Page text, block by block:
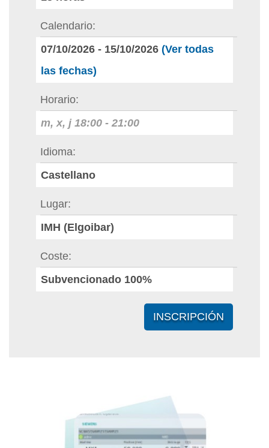
Calendario
07/10/2026 - 15/10/2026 (Ver todas
las fechas)
Horario
m, x, j 18:00 - 21:00
Idioma
Castellano
Lugar
IMH (Elgoibar)
Coste
Subvencionado 100%
INSCRIPCIÓN